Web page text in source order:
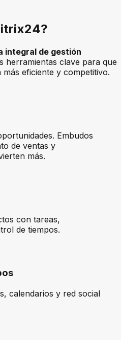
?
integral de gestión
herramientas clave para que
eficiente y competitivo.
Embudos
de ventas y
más.
con tareas,
de tiempos.
calendarios y red social